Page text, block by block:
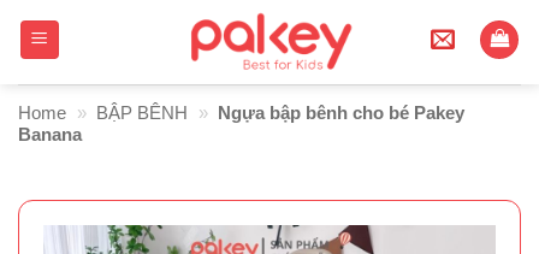
Home » BẬP BÊNH » Ngựa bập bênh cho bé Pakey
Banana